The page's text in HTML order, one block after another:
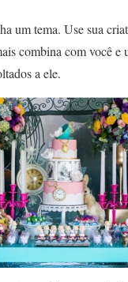
um tema. Use sua
combina com você e
a ele.